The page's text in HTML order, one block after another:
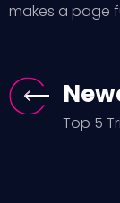
makes a page
Top 5